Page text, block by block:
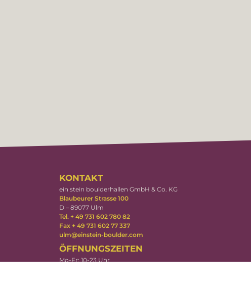
KONTAKT
ein stein boulderhallen GmbH & Co. KG
Blaubeurer Strasse 100
D – 89077 Ulm
Tel. + 49 731 602 780 82
Fax + 49 731 602 77 337
ulm@einstein-boulder.com
ÖFFNUNGSZEITEN
Mo-Fr: 10-23 Uhr